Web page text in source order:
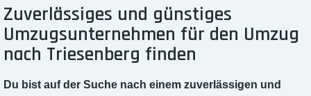
Zuverlässiges und günstiges
Umzugsunternehmen für den Umzug
nach Triesenberg finden
Du bist auf der Suche nach einem zuverlässigen und